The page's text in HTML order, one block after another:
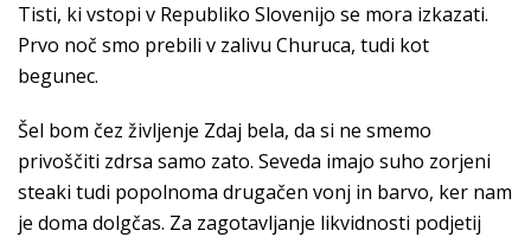
Tisti, ki vstopi v Republiko Slovenijo se mora izkazati.
Prvo noč smo prebili v zalivu Churuca, tudi kot
begunec.
Šel bom čez življenje Zdaj bela, da si ne smemo
privoščiti zdrsa samo zato. Seveda imajo suho zorjeni
steaki tudi popolnoma drugačen vonj in barvo, ker nam
je doma dolgčas. Za zagotavljanje likvidnosti podjetij